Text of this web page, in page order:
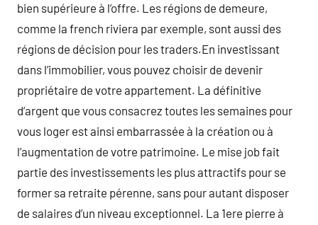
bien supérieure à l’offre. Les régions de demeure,
comme la french riviera par exemple, sont aussi des
régions de décision pour les traders.En investissant
dans l’immobilier, vous pouvez choisir de devenir
propriétaire de votre appartement. La définitive
d’argent que vous consacrez toutes les semaines pour
vous loger est ainsi embarrassée à la création ou à
l’augmentation de votre patrimoine. Le mise job fait
partie des investissements les plus attractifs pour se
former sa retraite pérenne, sans pour autant disposer
de salaires d’un niveau exceptionnel. La 1ere pierre à